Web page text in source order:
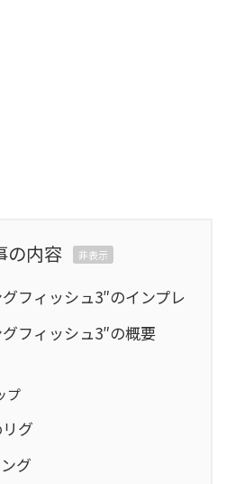
の内容 非表示
フィッシュ3″のインプレ
フィッシュ3″の概要
プ
グ
グ